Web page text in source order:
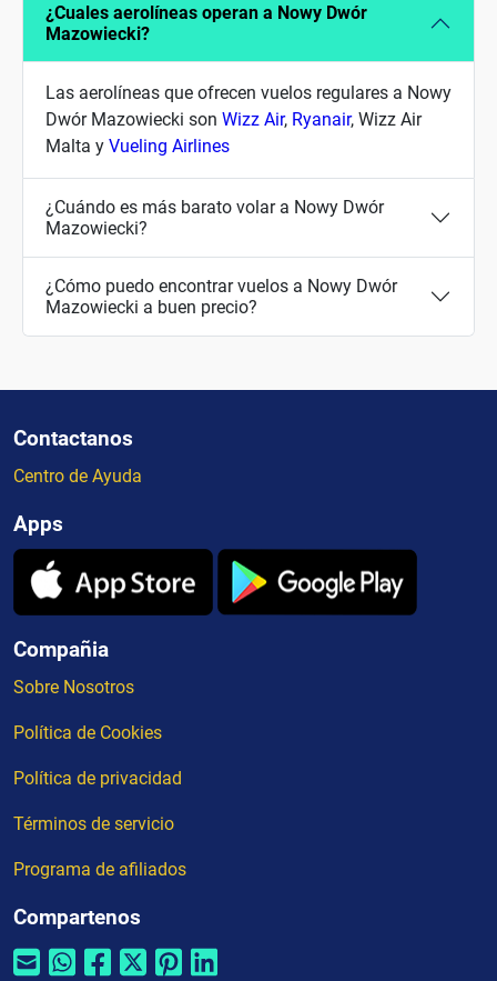
¿Cuales aerolíneas operan a Nowy Dwór
Mazowiecki?
Las aerolíneas que ofrecen vuelos regulares a Nowy
Dwór Mazowiecki son Wizz Air, Ryanair, Wizz Air
Malta y Vueling Airlines
¿Cuándo es más barato volar a Nowy Dwór
Mazowiecki?
¿Cómo puedo encontrar vuelos a Nowy Dwór
Mazowiecki a buen precio?
Contactanos
Centro de Ayuda
Apps
Compañia
Sobre Nosotros
Política de Cookies
Política de privacidad
Términos de servicio
Programa de afiliados
Compartenos